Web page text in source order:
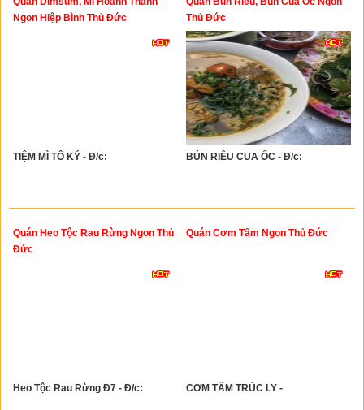
Ngon Hiệp Bình Thủ Đức
TIỆM MÌ TÔ KÝ - Đ/c:
Thủ Đức
BÚN RIÊU CUA ỐC - Đ/c:
Quán Heo Tộc Rau Rừng Ngon Thủ
Đức
Heo Tộc Rau Rừng Đ7 - Đ/c:
Quán Cơm Tấm Ngon Thủ Đức
CƠM TẤM TRÚC LY -